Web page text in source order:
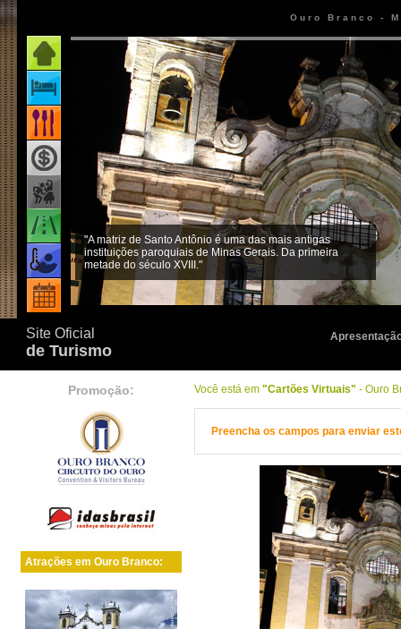
Ouro Branco -
Página inicial
Onde ficar
Onde comer
Como chegar
Quando ir
Eventos
"A matriz de Santo Antônio é uma das mais antigas
instituições paroquiais de Minas Gerais. Da primeira
metade do século XVIII."
Site Oficial
de Turismo
Promoção:
Atrações em Ouro Branco:
Você está em "Cartões Virtuais" - Ouro
Preencha os campos para enviar